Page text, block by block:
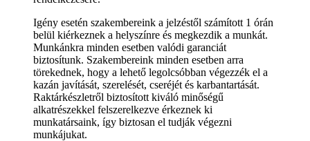
Igény esetén szakembereink a jelzéstől számított 1 órán
belül kiérkeznek a helyszínre és megkezdik a munkát.
Munkánkra minden esetben valódi garanciát
biztosítunk. Szakembereink minden esetben arra
törekednek, hogy a lehető legolcsóbban végezzék el a
kazán javítását, szerelését, cseréjét és karbantartását.
Raktárkészletről biztosított kiváló minőségű
alkatrészekkel felszerelkezve érkeznek ki
munkatársaink, így biztosan el tudják végezni
munkájukat.